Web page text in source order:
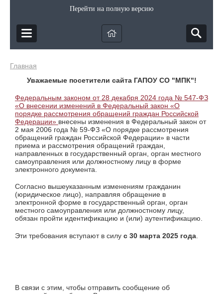
Перейти на полную версию
Главная
Уважаемые посетители сайта ГАПОУ СО "МПК"!
Федеральным законом от 28 декабря 2024 года № 547-ФЗ
«О внесении изменений в Федеральный закон «О
порядке рассмотрения обращений граждан Российской
Федерации» внесены изменения в Федеральный закон от
2 мая 2006 года № 59-ФЗ «О порядке рассмотрения
обращений граждан Российской Федерации» в части
приема и рассмотрения обращений граждан,
направленных в государственный орган, орган местного
самоуправления или должностному лицу в форме
электронного документа.
Согласно вышеуказанным изменениям гражданин
(юридическое лицо), направляя обращение в
электронной форме в государственный орган, орган
местного самоуправления или должностному лицу,
обязан пройти идентификацию и (или) аутентификацию.
Эти требования вступают в силу с 30 марта 2025 года
В связи с этим, чтобы отправить сообщение об